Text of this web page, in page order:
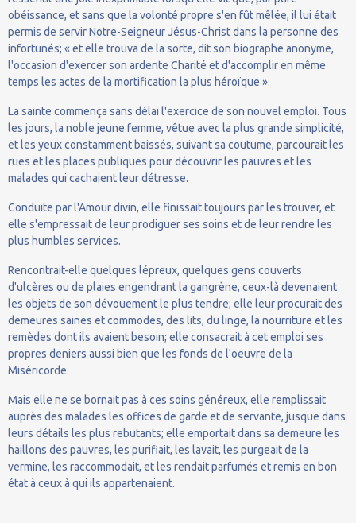
obéissance, et sans que la volonté propre s'en fût mêlée, il lui était
permis de servir Notre-Seigneur Jésus-Christ dans la personne des
infortunés; « et elle trouva de la sorte, dit son biographe anonyme,
l'occasion d'exercer son ardente Charité et d'accomplir en même
temps les actes de la mortification la plus héroïque ».
La sainte commença sans délai l'exercice de son nouvel emploi. Tous
les jours, la noble jeune femme, vêtue avec la plus grande simplicité,
et les yeux constamment baissés, suivant sa coutume, parcourait les
rues et les places publiques pour découvrir les pauvres et les
malades qui cachaient leur détresse.
Conduite par l'Amour divin, elle finissait toujours par les trouver, et
elle s'empressait de leur prodiguer ses soins et de leur rendre les
plus humbles services.
Rencontrait-elle quelques lépreux, quelques gens couverts
d'ulcères ou de plaies engendrant la gangrène, ceux-là devenaient
les objets de son dévouement le plus tendre; elle leur procurait des
demeures saines et commodes, des lits, du linge, la nourriture et les
remèdes dont ils avaient besoin; elle consacrait à cet emploi ses
propres deniers aussi bien que les fonds de l'oeuvre de la
Miséricorde.
Mais elle ne se bornait pas à ces soins généreux, elle remplissait
auprès des malades les offices de garde et de servante, jusque dans
leurs détails les plus rebutants; elle emportait dans sa demeure les
haillons des pauvres, les purifiait, les lavait, les purgeait de la
vermine, les raccommodait, et les rendait parfumés et remis en bon
état à ceux à qui ils appartenaient.